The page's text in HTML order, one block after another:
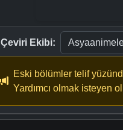
Çeviri Ekibi:
Eski bölümler telif
Yardımcı olmak isteyen